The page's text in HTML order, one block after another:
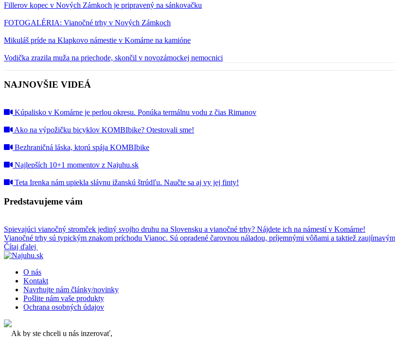
Fillerov kopec v Nových Zámkoch je pripravený na sánkovačku
FOTOGALÉRIA: Vianočné trhy v Nových Zámkoch
Mikuláš príde na Klapkovo námestie v Komárne na kamióne
Vodička zrazila muža na priechode, skončil v novozámockej nemocnici
NAJNOVŠIE VIDEÁ
Kúpalisko v Komárne je perlou okresu. Ponúka termálnu vodu z čias Rimanov
Ako na výpožičku bicyklov KOMBIbike? Otestovali sme!
Bezhraničná láska, ktorú spája KOMBIbike
Najlepších 10+1 momentov z Najuhu.sk
Teta Irenka nám upiekla slávnu ižanskú štrúdľu. Naučte sa aj vy jej finty!
Predstavujeme vám
Spievajúci vianočný stromček jediný svojho druhu na Slovensku a vianočné trhy? Nájdete ich na námestí v Komárne!
Vianočné trhy sú typickým znakom príchodu Vianoc. Sú opradené čarovnou náladou, príjemnými vôňami a taktiež
Čítaj ďalej
O nás
Kontakt
Navrhujte nám články/novinky
Pošlite nám vaše produkty
Ochrana osobných údajov
Ak by ste chceli u nás inzerovať,